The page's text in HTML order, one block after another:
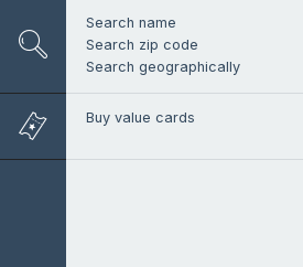
Search name
Search zip code
Search geographically
Buy value cards